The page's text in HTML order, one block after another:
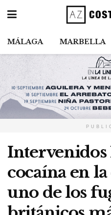
MÁLAGA MARBELLA
Intervenidos
cocaína en
uno de los